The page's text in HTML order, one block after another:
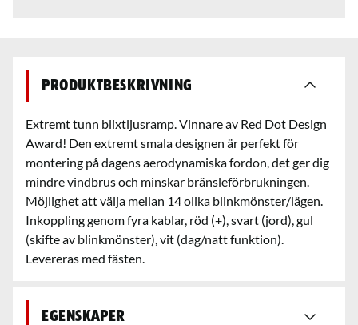
Produktbeskrivning
Extremt tunn blixtljusramp. Vinnare av Red Dot Design
Award! Den extremt smala designen är perfekt för
montering på dagens aerodynamiska fordon, det ger dig
mindre vindbrus och minskar bränsleförbrukningen.
Möjlighet att välja mellan 14 olika blinkmönster/lägen.
Inkoppling genom fyra kablar, röd (+), svart (jord), gul
(skifte av blinkmönster), vit (dag/natt funktion).
Levereras med fästen.
Egenskaper